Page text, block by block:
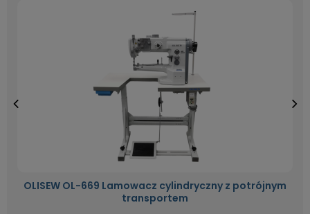
OLISEW OL-669 Lamowacz cylindryczny z potrójnym
transportem